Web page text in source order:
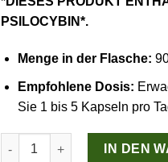
PSILOCYBIN*.
Menge in der Flasche:
Empfohlene Dosis:
Sie 1 bis 5 Kapseln pro
Stay Wyld Organics –
IN DEN